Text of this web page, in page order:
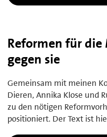
Reformen für
gegen sie
Gemeinsam mit meinen
Dieren, Annika Klose und
zu den nötigen
positioniert. Der Text ist